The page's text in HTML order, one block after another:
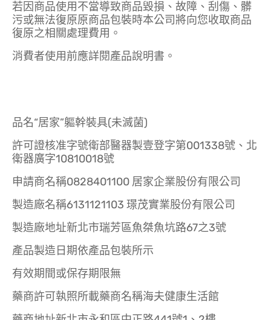
若因商品使用不當導致商品毀損、故障、刮傷、髒
污或無法復原原商品包裝時本公司將向您收取商品
復原之相關處理費用。
消費者使用前應詳閱產品說明書。
品名“居家”軀幹裝具(未滅菌)
許可證核准字號衛部醫器製壹登字第001338號、北
衛器廣字10810018號
申請商名稱0828401100 居家企業股份有限公司
製造廠名稱6131121103 璟茂實業股份有限公司
製造廠地址新北市瑞芳區魚桀魚坑路67之3號
產品製造日期依產品包裝所示
有效期間或保存期限無
藥商許可執照所載藥商名稱海夫健康生活館